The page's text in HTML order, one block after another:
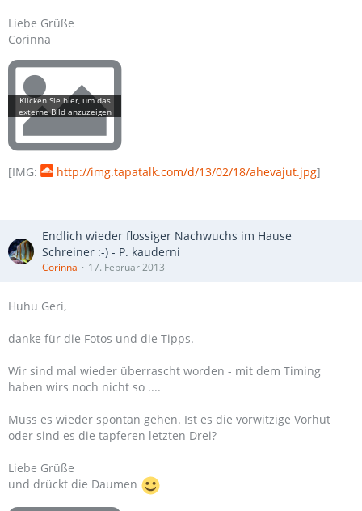
Liebe Grüße
Corinna
[IMG: http://img.tapatalk.com/d/13/02/18/ahevajut.jpg]
Endlich wieder flossiger Nachwuchs im Hause
Schreiner :-) - P. kauderni
Corinna 17. Februar 2013
Huhu Geri,
danke für die Fotos und die Tipps.
Wir sind mal wieder überrascht worden - mit dem Timing
haben wirs noch nicht so ....
Muss es wieder spontan gehen. Ist es die vorwitzige Vorhut
oder sind es die tapferen letzten Drei?
Liebe Grüße
und drückt die Daumen